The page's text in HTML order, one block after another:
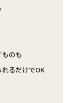
のも
るだけでOK